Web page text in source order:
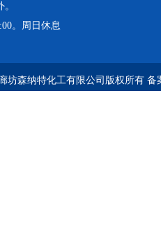
。周日休息
坊森纳特化工有限公司版权所有 备